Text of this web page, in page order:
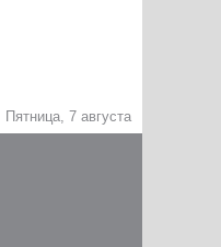
Пятница, 7 августа